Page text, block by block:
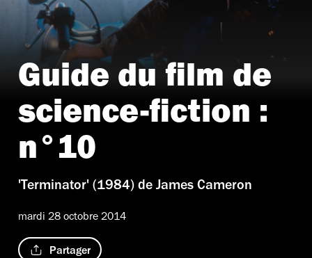
Guide du film de
science-fiction :
n°10
'Terminator' (1984) de James Cameron
mardi 28 octobre 2014
Partager